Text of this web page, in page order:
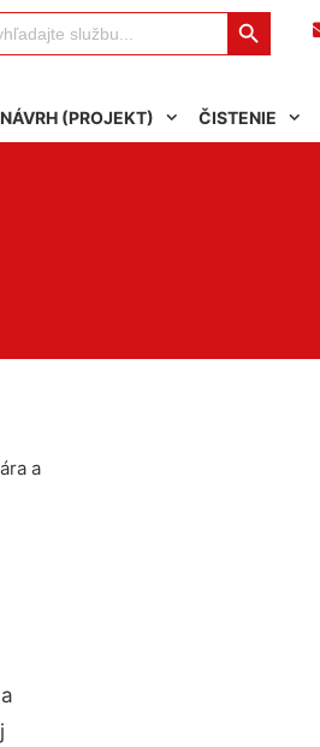
Search Button
NÁVRH (PROJEKT) ČISTENIE
a